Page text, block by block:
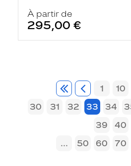
À partir de
295,00 €
1 10
30
31 32 33 34
39
40
...
50 60 70